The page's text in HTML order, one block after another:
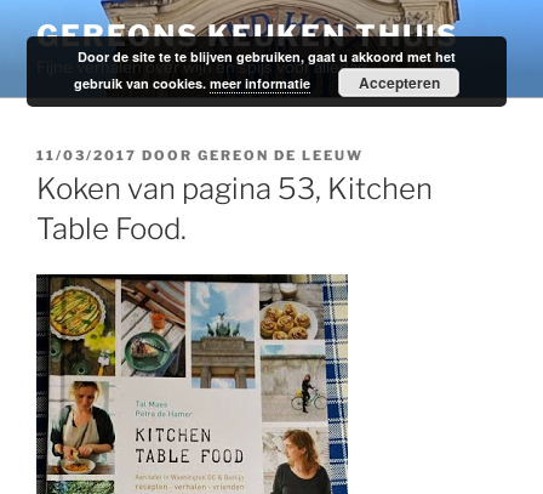
naar
inhoud
GEREONS KEUKEN THUIS
Fijne verhalen over wijn en spijs voor alledag.
GEPLAATST
OP
11/03/2017 DOOR GEREON DE LEEUW
Koken van pagina 53, Kitchen
Table Food.
Door de site te te blijven gebruiken, gaat u akkoord met het
gebruik van cookies.meer informatie Accepteren